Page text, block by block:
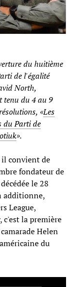
du huitième
de l'égalité
North,
tenu du 4 au 9
«Les
du Parti de
».
il convient de
fondateur de
le 28
additionne,
League,
c'est la première
Helen
du